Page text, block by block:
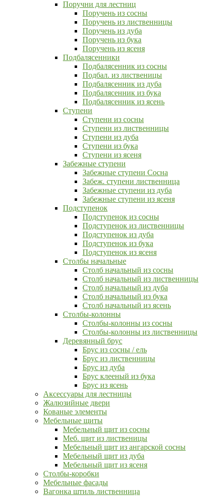
Поручни для лестниц
Поручень из сосны
Поручень из лиственницы
Поручень из дуба
Поручень из бука
Поручень из ясеня
Подбалясенники
Подбалясенник из сосны
Подбал. из лиственицы
Подбалясенник из дуба
Подбалясенник из бука
Подбалясенник из ясень
Ступени
Ступени из сосны
Ступени из лиственницы
Ступени из дуба
Ступени из бука
Ступени из ясеня
Забежные ступени
Забежные ступени Сосна
Забеж. ступени лиственница
Забежные ступени из дуба
Забежные ступени из ясеня
Подступенок
Подступенок из сосны
Подступенок из лиственницы
Подступенок из дуба
Подступенок из бука
Подступенок из ясеня
Столбы начальные
Столб начальный из сосны
Столб начальный из лиственницы
Столб начальный из дуба
Столб начальный из бука
Столб начальный из ясень
Столбы-колонны
Столбы-колонны из сосны
Столбы-колонны из лиственницы
Деревянный брус
Брус из сосны / ель
Брус из лиственницы
Брус из дуба
Брус клееный из бука
Брус из ясень
Аксессуары для лестницы
Жалюзийные двери
Кованые элементы
Мебельные щиты
Мебельный щит из сосны
Меб. щит из лиственицы
Мебельный щит из ангарской сосны
Мебельный щит из дуба
Мебельный щит из ясеня
Столбы-коробки
Мебельные фасады
Вагонка штиль лиственница